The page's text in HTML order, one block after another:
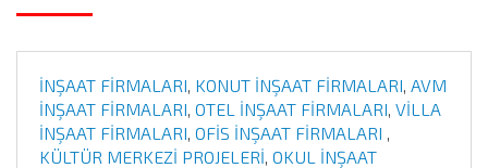
İNŞAAT FİRMALARI, KONUT İNŞAAT FİRMALARI, AVM
İNŞAAT FİRMALARI, OTEL İNŞAAT FİRMALARI, VİLLA
İNŞAAT FİRMALARI, OFİS İNŞAAT FİRMALARI ,
KÜLTÜR MERKEZİ PROJELERİ, OKUL İNŞAAT